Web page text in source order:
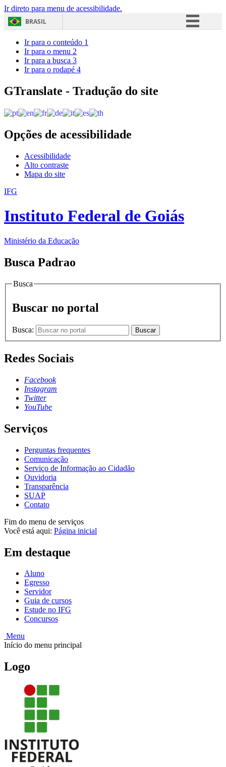
Ir direto para menu de acessibilidade.
BRASIL
Acesso à informação
Ir para o conteúdo 1
Ir para o menu 2
Ir para a busca 3
Ir para o rodapé 4
GTranslate - Tradução do site
Opções de acessibilidade
Acessibilidade
Alto contraste
Mapa do site
IFG
Instituto Federal de Goiás
Ministério da Educação
Busca Padrao
Busca
Buscar no portal
Busca: Buscar
Redes Sociais
Facebook
Instagram
Twitter
YouTube
Serviços
Perguntas frequentes
Comunicação
Serviço de Informação ao Cidadão
Ouvidoria
Transparência
SUAP
Contato
Fim do menu de serviços
Você está aqui: Página inicial
Em destaque
Aluno
Egresso
Servidor
Guia de cursos
Estude no IFG
Concursos
Menu
Início do menu principal
Logo